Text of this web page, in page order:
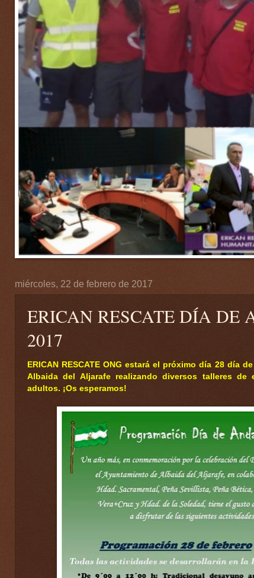
miércoles, 22 de febrero de 2017
ERICAN RESCATE DÍA DE
2017
ERICAN RESCATE ONG estará el próximo día 28 día
Albaida del Aljarafe realizando diversos talleres de
adultos. ¡Os esperamos!